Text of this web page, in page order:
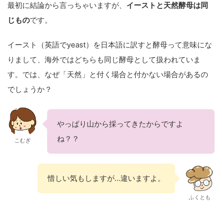
最初に結論から言っちゃいますが、 イーストと天然酵母は同
じものです。
イースト（英語でyeast）を日本語に訳すと酵母って意味にな
りまして、海外ではどちらも同じ酵母として扱われていま
す。では、なぜ「天然」と付く場合と付かない場合があるの
でしょうか？
こむぎ
やっぱり山から採ってきたからですよ
ね？？
惜しい気もしますが…違いますよ。
ふくとも